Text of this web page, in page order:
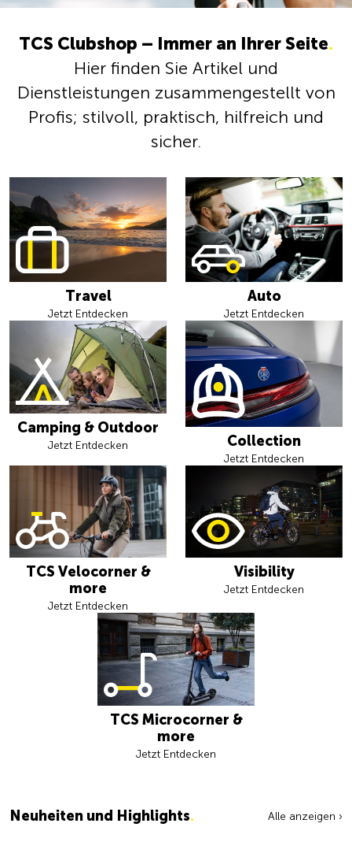
TCS Clubshop – Immer an Ihrer Seite.
Hier finden Sie Artikel und
Dienstleistungen zusammengestellt von
Profis; stilvoll, praktisch, hilfreich und
sicher.
Travel
Jetzt Entdecken
Auto
Jetzt Entdecken
Camping & Outdoor
Jetzt Entdecken Collection
Jetzt Entdecken
TCS Velocorner &
more
Jetzt Entdecken
Visibility
Jetzt Entdecken
TCS Microcorner &
more
Jetzt Entdecken
Neuheiten und Highlights. Alle anzeigen ›